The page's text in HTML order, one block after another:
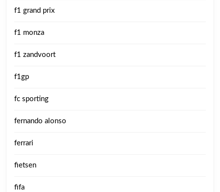
f1 grand prix
f1 monza
f1 zandvoort
f1gp
fc sporting
fernando alonso
ferrari
fietsen
fifa